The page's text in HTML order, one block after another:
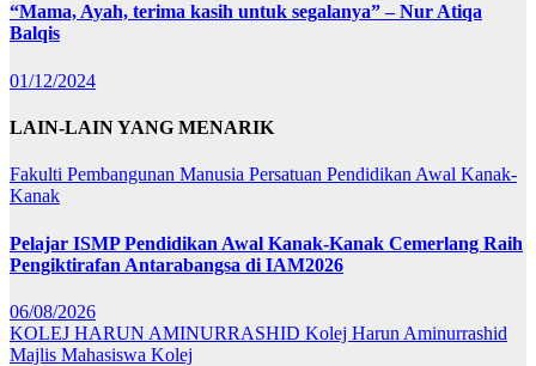
“Mama, Ayah, terima kasih untuk segalanya” – Nur Atiqa
Balqis
01/12/2024
LAIN-LAIN YANG MENARIK
Fakulti Pembangunan Manusia Persatuan Pendidikan Awal Kanak-
Kanak
Pelajar ISMP Pendidikan Awal Kanak-Kanak Cemerlang Raih
Pengiktirafan Antarabangsa di IAM2026
06/08/2026
KOLEJ HARUN AMINURRASHID Kolej Harun Aminurrashid
Majlis Mahasiswa Kolej